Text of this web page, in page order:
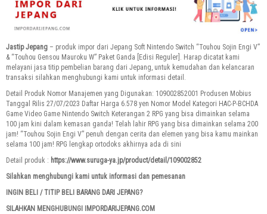
Jastip Jepang – produk impor dari Jepang Soft Nintendo Switch “Touhou Sojin Engi V”
& “Touhou Gensou Mauroku W” Paket Ganda [Edisi Reguler]. Harap dicatat kami
melayani jasa titip pembelian barang dari Jepang, untuk kemudahan dan kelancaran
transaksi silahkan menghubungi kami untuk informasi detail.
Detail Produk Nomor Manajemen yang Digunakan: 109002852001 Produsen Mobius
Tanggal Rilis 27/07/2023 Daftar Harga 6.578 yen Nomor Model Kategori HAC-P-BCHDA
Game Video Game Nintendo Switch Keterangan 2 RPG yang bisa dimainkan selama
100 jam kini dalam kemasan ganda! Telah lahir RPG yang bisa dimainkan selama 200
jam! “Touhou Sojin Engi V” penuh dengan cerita dan elemen yang bisa kamu mainkan
selama 100 jam! RPG lengkap ortodoks akhirnya ada di sini
Detail produk : https://www.suruga-ya.jp/product/detail/109002852
Silahkan menghubungi kami untuk informasi dan pemesanan
INGIN BELI / TITIP BELI BARANG DARI JEPANG?
SILAHKAN MENGHUBUNGI IMPORDARIJEPANG.COM